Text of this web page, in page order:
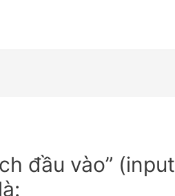
đầu vào” (input